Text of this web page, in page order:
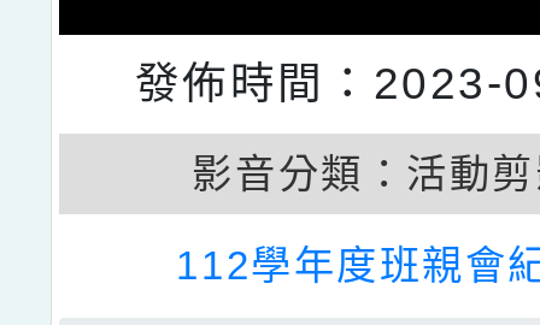
發佈時間：2023-
影音分類： 活動
112學年度班親會